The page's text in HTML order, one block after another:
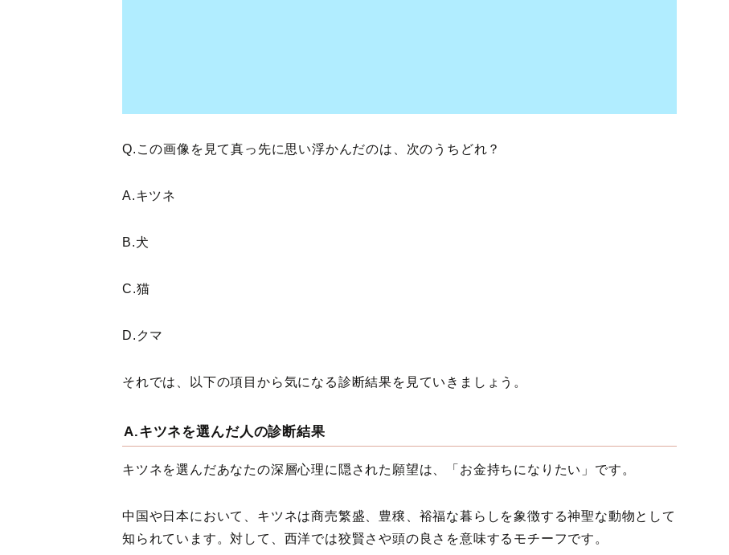
Q.この画像を見て真っ先に思い浮かんだのは、次のうちどれ？
A.キツネ
B.犬
C.猫
D.クマ
それでは、以下の項目から気になる診断結果を見ていきましょう。
A.キツネを選んだ人の診断結果
キツネを選んだあなたの深層心理に隠された願望は、「お金持ちになりたい」です。
中国や日本において、キツネは商売繁盛、豊穣、裕福な暮らしを象徴する神聖な動物として
知られています。対して、西洋では狡賢さや頭の良さを意味するモチーフです。